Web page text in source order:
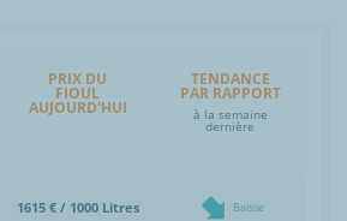
PRIX DU
FIOUL
AUJOURD'HUI
TENDANCE
PAR RAPPORT
à la semaine
dernière
1615 € / 1000 Litres Baisse